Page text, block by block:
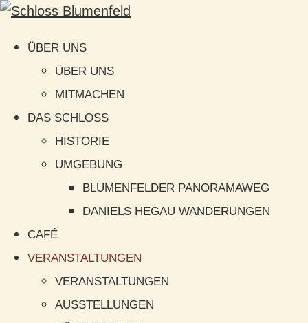
ÜBER UNS
ÜBER UNS
MITMACHEN
DAS SCHLOSS
HISTORIE
UMGEBUNG
BLUMENFELDER PANORAMAWEG
DANIELS HEGAU WANDERUNGEN
CAFÉ
VERANSTALTUNGEN
VERANSTALTUNGEN
AUSSTELLUNGEN